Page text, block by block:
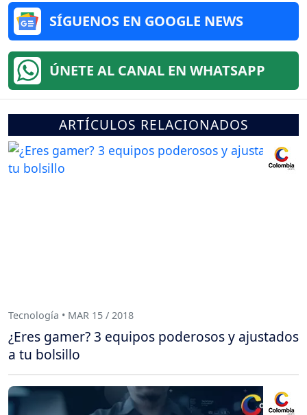
SÍGUENOS EN GOOGLE NEWS
ÚNETE AL CANAL EN WHATSAPP
ARTÍCULOS RELACIONADOS
Tecnología • MAR 15 / 2018
¿Eres gamer? 3 equipos poderosos y ajustados
a tu bolsillo